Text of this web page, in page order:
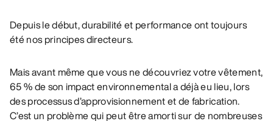
Depuis le début, durabilité et performance ont toujours
été nos principes directeurs.
Mais avant même que vous ne découvriez votre vêtement,
65 % de son impact environnemental a déjà eu lieu, lors
des processus d’approvisionnement et de fabrication.
C’est un problème qui peut être amorti sur de nombreuses